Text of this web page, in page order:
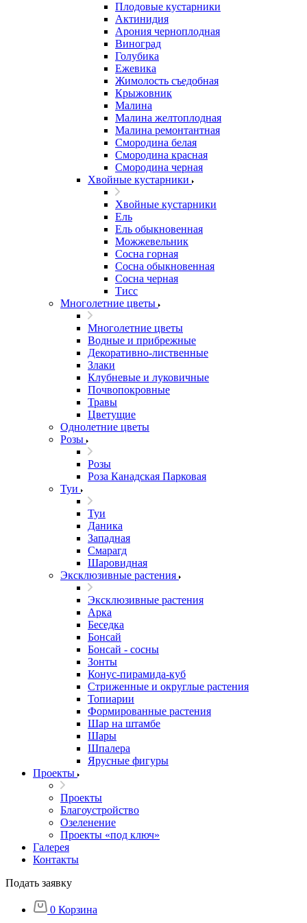
Плодовые кустарники
Актинидия
Арония черноплодная
Виноград
Голубика
Ежевика
Жимолость съедобная
Крыжовник
Малина
Малина желтоплодная
Малина ремонтантная
Смородина белая
Смородина красная
Смородина черная
Хвойные кустарники
Хвойные кустарники
Ель
Ель обыкновенная
Можжевельник
Сосна горная
Сосна обыкновенная
Сосна черная
Тисс
Многолетние цветы
Многолетние цветы
Водные и прибрежные
Декоративно-лиственные
Злаки
Клубневые и луковичные
Почвопокровные
Травы
Цветущие
Однолетние цветы
Розы
Розы
Роза Канадская Парковая
Туи
Туи
Даника
Западная
Смарагд
Шаровидная
Эксклюзивные растения
Эксклюзивные растения
Арка
Беседка
Бонсай
Бонсай - сосны
Зонты
Конус-пирамида-куб
Стриженные и округлые растения
Топиарии
Формированные растения
Шар на штамбе
Шары
Шпалера
Ярусные фигуры
Проекты
Проекты
Благоустройство
Озеленение
Проекты «под ключ»
Галерея
Контакты
Подать заявку
0 Корзина